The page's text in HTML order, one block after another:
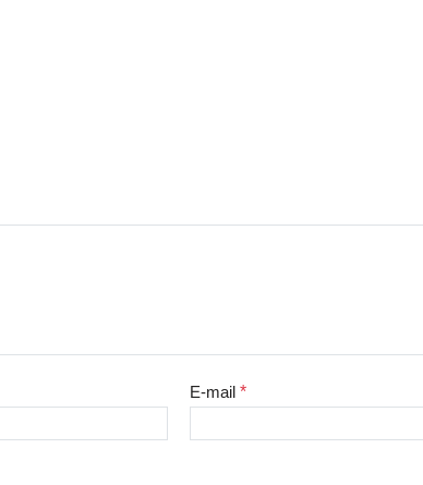
E-mail *